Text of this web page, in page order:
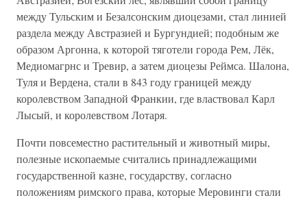
между Тульским и Безалсонским диоцезами, стал линией
раздела между Австразией и Бургундией; подобным же
образом Аргонна, к которой тяготели города Рем, Лёк,
Медиомагрнс и Тревир, а затем диоцезы Реймса. Шалона,
Туля и Вердена, стали в 843 году границей между
королевством Западной Франкии, где властвовал Карл
Лысый, и королевством Лотаря.
Почти повсеместно растительный и животный миры,
полезные ископаемые считались принадлежащими
государственной казне, государству, согласно
положениям римского права, которые Меровинги стали